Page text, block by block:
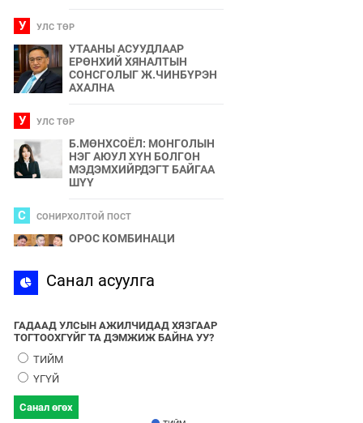
У УЛС ТӨР
УТААНЫ АСУУДЛААР
ЕРӨНХИЙ ХЯНАЛТЫН
СОНСГОЛЫГ Ж.ЧИНБҮРЭН
АХАЛНА
У УЛС ТӨР
Б.МӨНХСОЁЛ: МОНГОЛЫН
НЭГ АЮУЛ ХҮН БОЛГОН
МЭДЭМХИЙРДЭГТ БАЙГАА
ШҮҮ
С СОНИРХОЛТОЙ ПОСТ
ОРОС КОМБИНАЦИ
С СПОРТ
У
БҮЛЭГЛЭЛҮҮДИЙН
ХАМТЫН БҮТЭЭЛ ЮМ
Санал асуулга
ГАДААД УЛСЫН АЖИЛЧИДАД ХЯЗГААР
ТОГТООХГҮЙГ ТА ДЭМЖИЖ БАЙНА УУ?
ТИЙМ
ҮГҮЙ
Санал өгөх